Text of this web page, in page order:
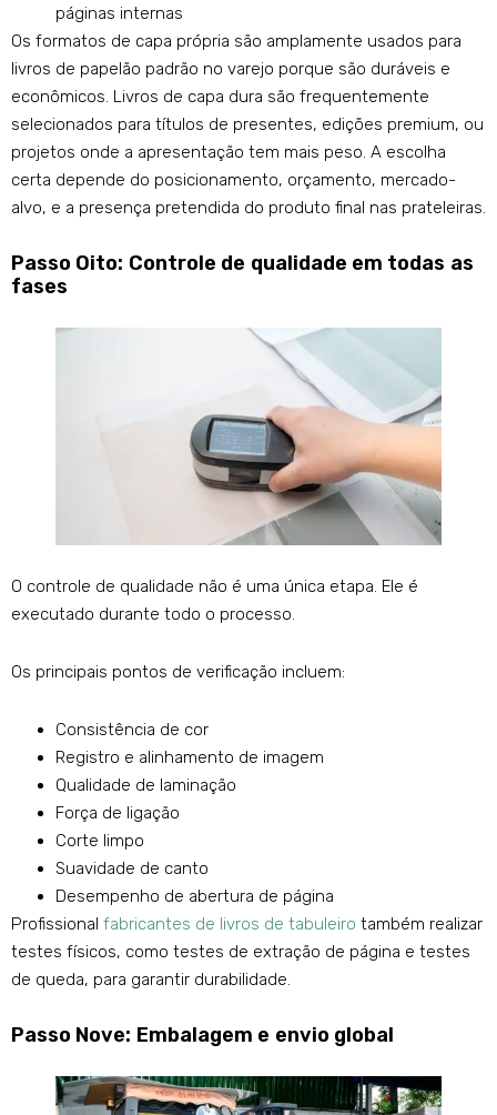
páginas internas
Os formatos de capa própria são amplamente usados ​​para
livros de papelão padrão no varejo porque são duráveis ​​e
econômicos. Livros de capa dura são frequentemente
selecionados para títulos de presentes, edições premium, ou
projetos onde a apresentação tem mais peso. A escolha
certa depende do posicionamento, orçamento, mercado-
alvo, e a presença pretendida do produto final nas prateleiras.
Passo Oito: Controle de qualidade em todas as
fases
O controle de qualidade não é uma única etapa. Ele é
executado durante todo o processo.
Os principais pontos de verificação incluem:
Consistência de cor
Registro e alinhamento de imagem
Qualidade de laminação
Força de ligação
Corte limpo
Suavidade de canto
Desempenho de abertura de página
Profissional fabricantes de livros de tabuleiro também realizar
testes físicos, como testes de extração de página e testes
de queda, para garantir durabilidade.
Passo Nove: Embalagem e envio global